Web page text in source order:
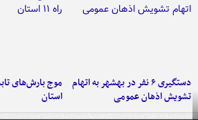
دستگیری ۶ نفر در بهشهر به اتهام
تشویش اذهان عمومی
استان